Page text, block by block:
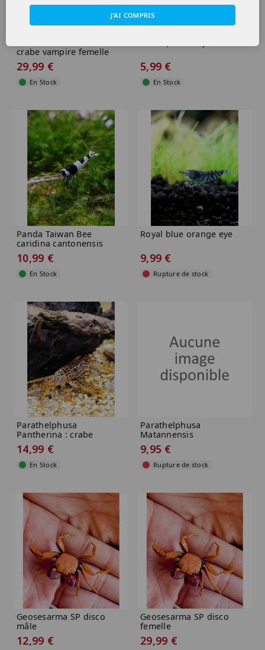
crabe vampire femelle
29,99 €
En Stock
5,99 €
En Stock
Panda Taiwan Bee
caridina cantonensis
logemanni...
10,99 €
En Stock
Royal blue orange eye
9,99 €
Rupture de stock
Parathelphusa
Pantherina : crabe
Panther
14,99 €
En Stock
Parathelphusa
Matannensis
9,95 €
Rupture de stock
Geosesarma SP disco
mâle
12,99 €
Geosesarma SP disco
femelle
29,99 €
J'AI COMPRIS